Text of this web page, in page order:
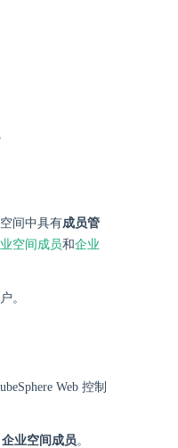
间中具有成员管
空间成员和企业
。
Web 控制
业空间成员。